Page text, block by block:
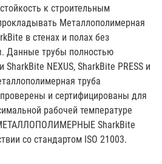
к строительным
Металлополимерная
в стенах и полах без
Данные трубы полностью
NEXUS, SharkBite PRESS и
труба
проверены и сертифицированы для
рабочей температуре
SharkBite
со стандартом ISO 21003.